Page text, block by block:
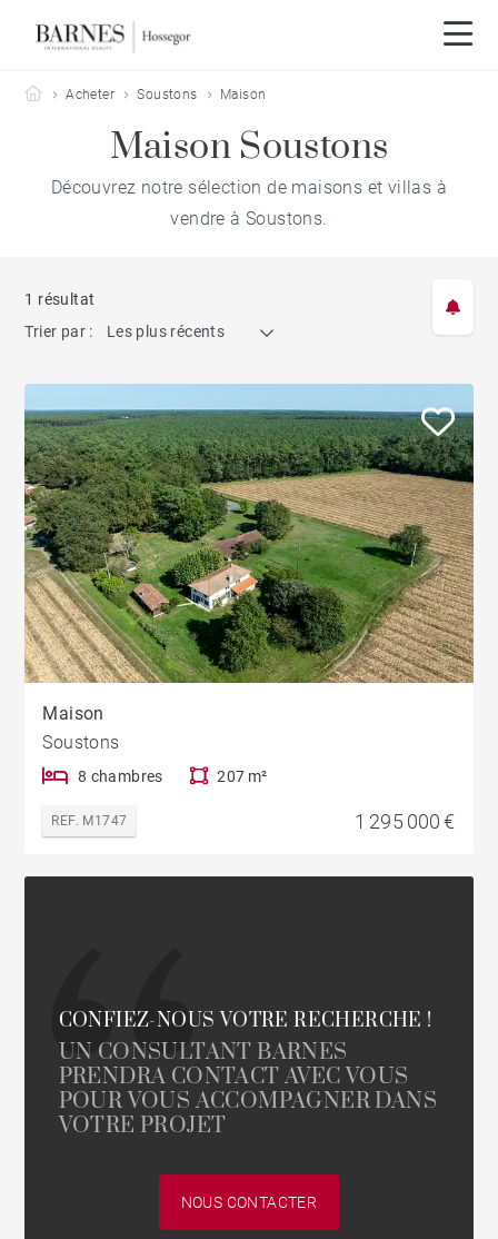
Barnes Hossegor
Acheter Soustons Maison
Maison Soustons
Découvrez notre sélection de maisons et villas à
vendre à Soustons.
1 résultat
Trier par :
Les plus récents
Maison
Soustons
8 chambres 207 m²
REF. M1747 1 295 000 €
CONFIEZ-NOUS VOTRE RECHERCHE !
UN CONSULTANT BARNES
PRENDRA CONTACT AVEC VOUS
POUR VOUS ACCOMPAGNER DANS
VOTRE PROJET
NOUS CONTACTER